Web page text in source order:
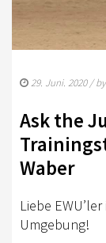
KADER
BERLIN/
29. Juni. 2020/ by
Ask the
Waber
Liebe
Umgebung!